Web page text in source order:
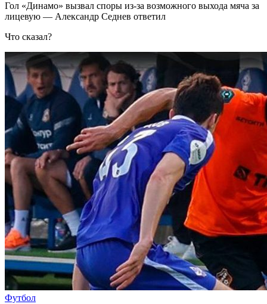
Гол «Динамо» вызвал споры из-за возможного выхода мяча за
лицевую — Александр Седнев ответил
Что сказал?
Футбол